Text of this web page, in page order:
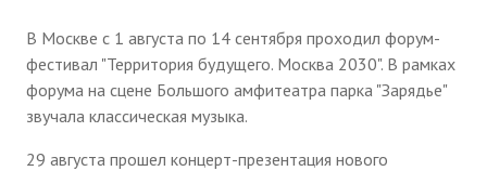
В Москве с 1 августа по 14 сентября проходил форум-
фестивал "Территория будущего. Москва 2030". В рамках
форума на сцене Большого амфитеатра парка "Зарядье"
звучала классическая музыка.
29 августа прошел концерт-презентация нового